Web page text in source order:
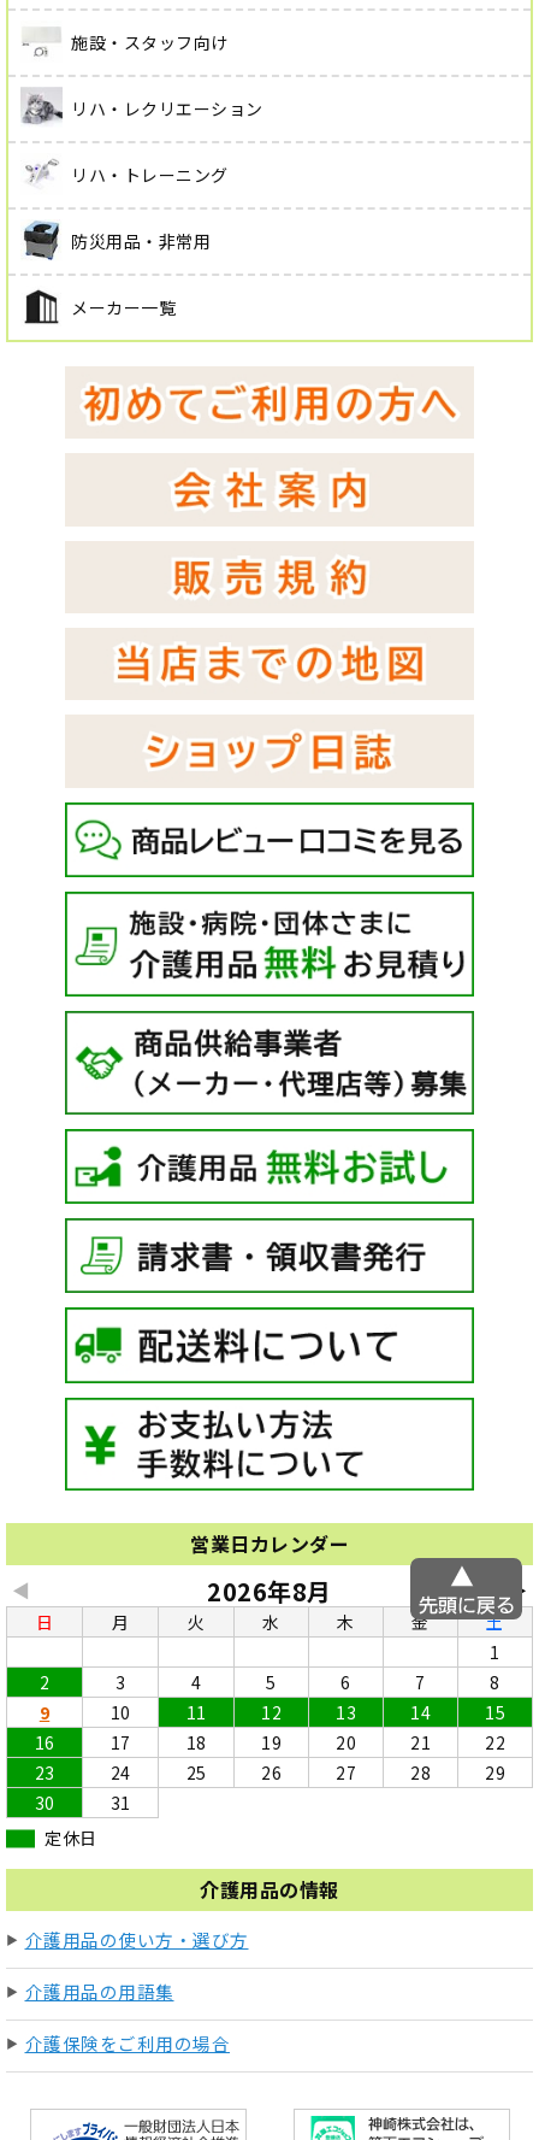
施設・スタッフ向け
リハ・レクリエーション
リハ・トレーニング
防災用品・非常用
メーカー一覧
営業日カレンダー
◀ ▶
2026年8月
日 月 火 水 木 金
土
1
2
3 4 5 6 7
8
9
10 11 12 13 14
15
16
17 18 19 20 21
22
23
24 25 26 27 28
29
30
31
定休日
介護用品の情報
介護用品の使い方・選び方
介護用品の用語集
介護保険をご利用の場合